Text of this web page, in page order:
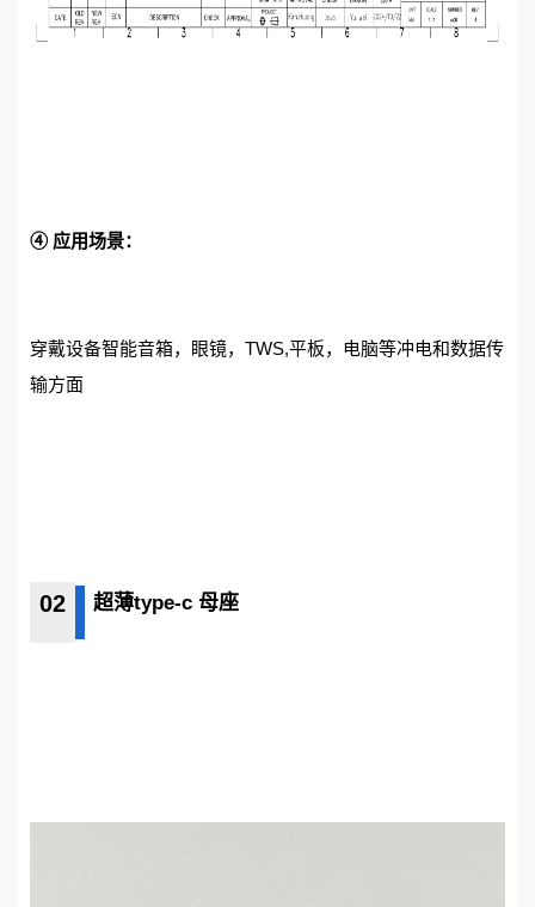
④ 应用场景：
穿戴设备智能音箱，眼镜，TWS,平板，电脑等冲电和数据传
输方面
02 超薄type-c 母座